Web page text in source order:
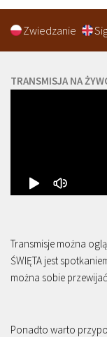
Zwiedzanie
TRANSMISJA NA
Transmisje można
ŚWIĘTA jest
można sobie
Ponadto warto